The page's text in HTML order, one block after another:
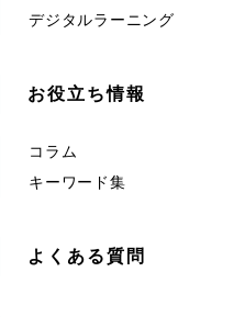
デジタルラーニング
お役立ち情報
コラム
キーワード集
よくある質問